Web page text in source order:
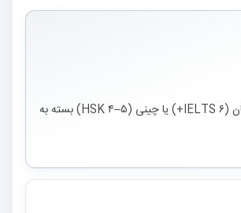
برنامه انگلیسی‌زبان (IELTS ۶+) یا چینی (HSK ۴–۵) بسته به